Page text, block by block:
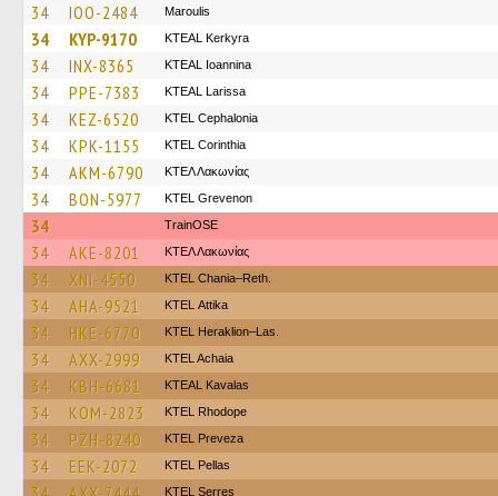
34 IOO-2484 Maroulis
34 KYP-9170 KTEAL Kerkyra
34 INX-8365 KTEAL Ioannina
34 PPE-7383 KTEAL Larissa
34 KEZ-6520 KTEL Cephalonia
34 KPK-1155 KTEL Corinthia
34 AKM-6790 ΚΤΕΛ Λακωνίας
34 BON-5977 ΚΤΕL Grevenon
34 TrainΟSE
34 AKE-8201 ΚΤΕΛ Λακωνίας
34 XNI-4550 KTEL Chania–Reth.
34 AHA-9521 KΤΕL Αttika
34 HKE-6770 KTEL Heraklion–Las.
34 AXX-2999 KTEL Achaia
34 KBH-6681 KTEAL Kavalas
34 KOM-2823 KTEL Rhodope
34 PZH-8240 KTEL Preveza
34 EEK-2072 KTEL Pellas
KTEL Serres